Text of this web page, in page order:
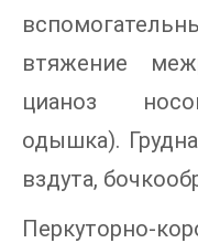
втяжение
цианоз
одышка).
вздута,
Перкуторно-